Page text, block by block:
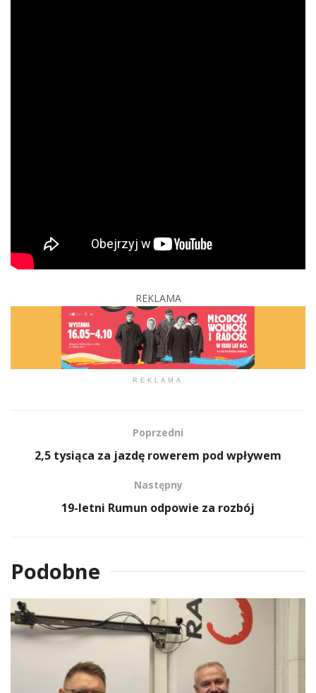
REKLAMA
REKLAMA
Poprzedni
2,5 tysiąca za jazdę rowerem pod wpływem
Następny
19-letni Rumun odpowie za rozbój
Podobne